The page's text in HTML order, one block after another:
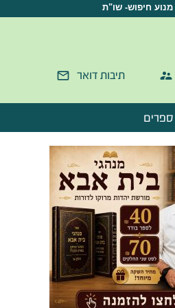
מנוע חיפוש- שו"ת
תיבות דואר
ספרים